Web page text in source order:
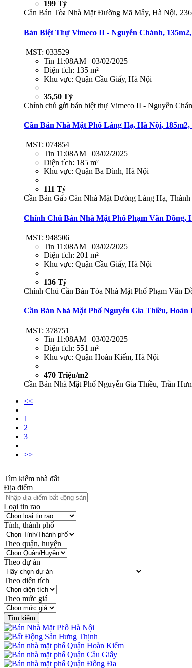
199 Tỷ
Cần Bán Tòa Nhà Mặt Đường Mã Mây, Hà Nội,
Bán Biệt Thự Vimeco II - Nguyễn Chánh,
MST: 033529
Tin 11:08AM | 03/02/2025
Diện tích: 135 m²
Khu vực: Quận Cầu Giấy, Hà Nội
35,50 Tỷ
Chính chủ gửi bán biệt thự Vimeco II - Nguyễn
Cần Bán Nhà Mặt Phố Láng Hạ, Hà Nội,
MST: 074854
Tin 11:08AM | 03/02/2025
Diện tích: 185 m²
Khu vực: Quận Ba Đình, Hà Nội
111 Tỷ
Cần Bán Gấp Căn Nhà Mặt Đường Láng Hạ,
Chính Chủ Bán Nhà Mặt Phố Phạm Văn Đồng,
MST: 948506
Tin 11:08AM | 03/02/2025
Diện tích: 201 m²
Khu vực: Quận Cầu Giấy, Hà Nội
136 Tỷ
Chính Chủ Cần Bán Tòa Nhà Mặt Phố Phạm Văn
Cần Bán Nhà Mặt Phố Nguyễn Gia Thiều, Hoàn
MST: 378751
Tin 11:08AM | 03/02/2025
Diện tích: 551 m²
Khu vực: Quận Hoàn Kiếm, Hà Nội
470 Triệu/m2
Cần Bán Nhà Mặt Phố Nguyễn Gia Thiều, Trần
<<
1
2
3
>>
Tìm kiếm nhà đất
Địa điểm
Loại tin rao
Tỉnh, thành phố
Theo quận, huyện
Theo dự án
Theo diện tích
Theo mức giá